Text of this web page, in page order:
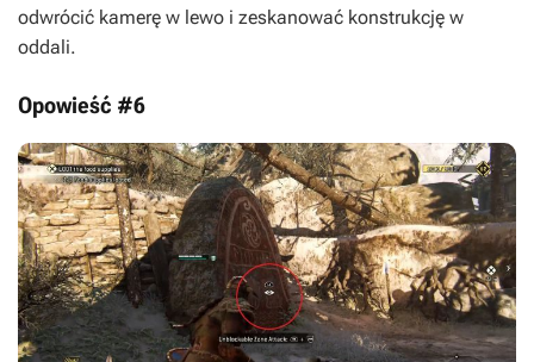
odwrócić kamerę w lewo i zeskanować konstrukcję w
oddali.
Opowieść #6